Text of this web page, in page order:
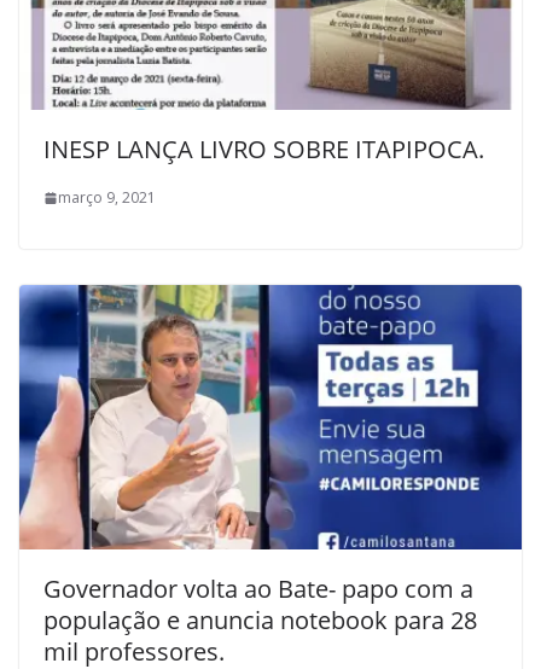
INESP LANÇA LIVRO SOBRE ITAPIPOCA.
março 9, 2021
Governador volta ao Bate- papo com a
população e anuncia notebook para 28
mil professores.